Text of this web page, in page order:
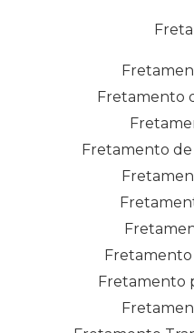
Fretamento
Fretamento de
Fretamento
Fretamento